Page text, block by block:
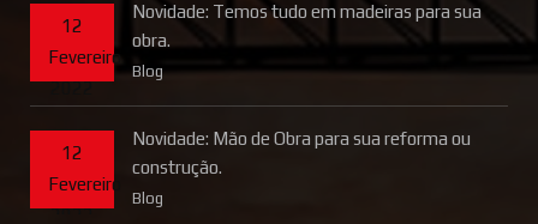
12
Fevereiro
2022
Novidade: Temos tudo em madeiras para sua
obra.
Blog
12
Fevereiro
2022
Novidade: Mão de Obra para sua reforma ou
construção.
Blog